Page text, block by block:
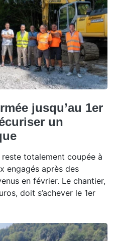
jusqu’au 1er
un
totalement coupée à
engagés après des
en février. Le chantier,
doit s’achever le 1er